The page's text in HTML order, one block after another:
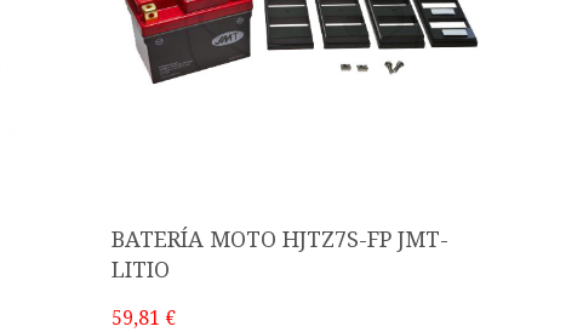
BATERÍA MOTO HJTZ7S-FP JMT-
LITIO
59,81 €